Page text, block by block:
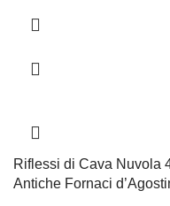
Riflessi di Cava Nuvola
Antiche Fornaci